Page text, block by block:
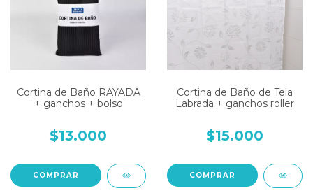
Cortina de Baño RAYADA
+ ganchos + bolso
$13.000
COMPRAR
Cortina de Baño de Tela
Labrada + ganchos roller
$15.000
COMPRAR